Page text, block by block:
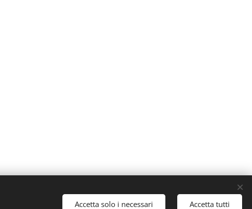
Accetta solo i necessari Accetta tutti